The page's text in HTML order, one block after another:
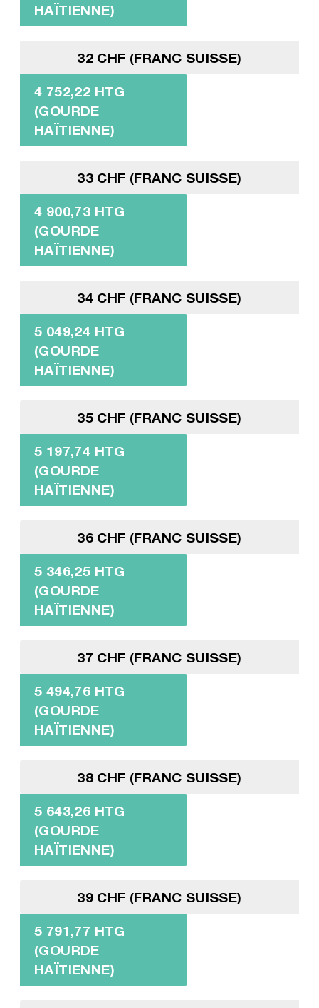
HAÏTIENNE)
32 CHF (FRANC SUISSE)
4 752,22 HTG
(GOURDE
HAÏTIENNE)
33 CHF (FRANC SUISSE)
4 900,73 HTG
(GOURDE
HAÏTIENNE)
34 CHF (FRANC SUISSE)
5 049,24 HTG
(GOURDE
HAÏTIENNE)
35 CHF (FRANC SUISSE)
5 197,74 HTG
(GOURDE
HAÏTIENNE)
36 CHF (FRANC SUISSE)
5 346,25 HTG
(GOURDE
HAÏTIENNE)
37 CHF (FRANC SUISSE)
5 494,76 HTG
(GOURDE
HAÏTIENNE)
38 CHF (FRANC SUISSE)
5 643,26 HTG
(GOURDE
HAÏTIENNE)
39 CHF (FRANC SUISSE)
5 791,77 HTG
(GOURDE
HAÏTIENNE)